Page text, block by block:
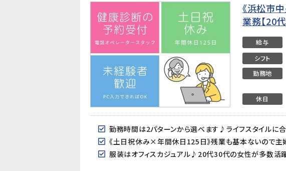
《浜松市
業務【20
給与
シフト
勤務地
休日
勤務時間は2パターンから選べます♪ライフスタイルに合
《土日祝休み×年間休日125日》残業も基本ないので
服装はオフィスカジュアル♪20代30代の女性が多数活